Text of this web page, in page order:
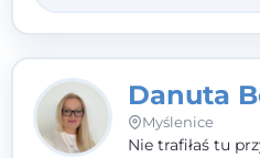
Danuta
Myślenice
Nie trafiłaś tu